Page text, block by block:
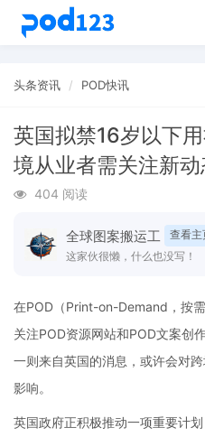
头条资讯 POD快讯
英国拟禁16岁以下
境从业者需关注新动
404 阅读
全球图案搬运工
查看主
这家伙很懒，什么也没写！
在POD（Print-on-Demand，按
关注POD资源网站和POD文案创
一则来自英国的消息，或许会对
影响。
英国政府正积极推动一项重要计